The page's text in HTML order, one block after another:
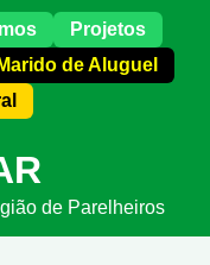
Projetos
de Aluguel
de Parelheiros